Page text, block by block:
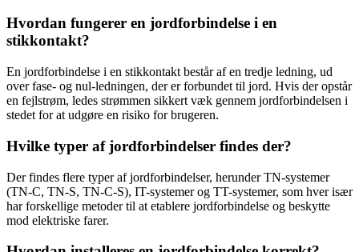
Hvordan fungerer en jordforbindelse i en
stikkontakt?
En jordforbindelse i en stikkontakt består af en tredje ledning, ud
over fase- og nul-ledningen, der er forbundet til jord. Hvis der opstår
en fejlstrøm, ledes strømmen sikkert væk gennem jordforbindelsen i
stedet for at udgøre en risiko for brugeren.
Hvilke typer af jordforbindelser findes der?
Der findes flere typer af jordforbindelser, herunder TN-systemer
(TN-C, TN-S, TN-C-S), IT-systemer og TT-systemer, som hver især
har forskellige metoder til at etablere jordforbindelse og beskytte
mod elektriske farer.